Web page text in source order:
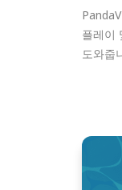
플레이
도와줍